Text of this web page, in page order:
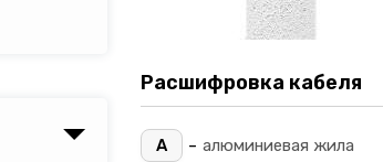
Расшифровка кабеля
А - алюминиевая жила